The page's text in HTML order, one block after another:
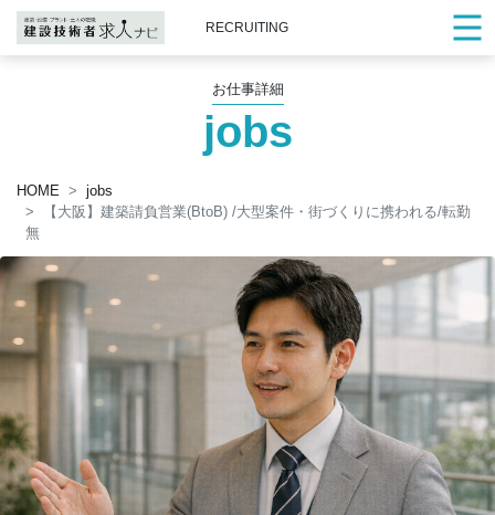
RECRUITING
お仕事詳細
jobs
HOME
jobs
【大阪】建築請負営業(BtoB) /大型案件・街づくりに携われる/転勤
無